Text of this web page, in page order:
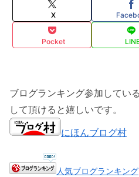
X
Pocket
ブログランキング参加してい
して頂けると嬉しいです。
にほんブログ村
人気ブログランキング